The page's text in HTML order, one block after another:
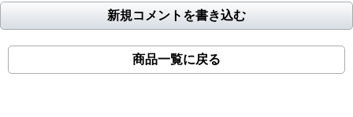
新規コメントを書き込む
商品一覧に戻る